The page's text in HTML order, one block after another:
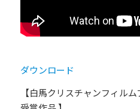
ダウンロード
【白馬クリスチャンフィル